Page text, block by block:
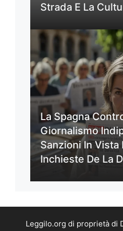
Strada E La
La Spagna
Giornalismo
Sanzioni In Vista
Inchieste De La
Leggilo.org di proprietà di